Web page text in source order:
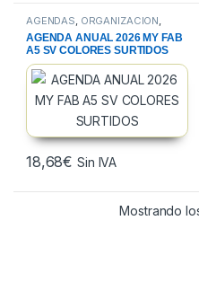
AGENDAS, ORGANIZACION,
PAPELERIA
AGENDA ANUAL 2026 MY FAB
A5 SV COLORES SURTIDOS
18,68€ Sin IVA
Mostrando